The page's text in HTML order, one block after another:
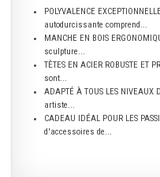
POLYVALENCE
autodurcissante comprend...
MANCHE EN BOIS
sculpture...
TÊTES EN ACIER ROBUSTE
sont...
ADAPTÉ À TOUS LES
artiste...
CADEAU IDÉAL POUR LES
d'accessoires de...